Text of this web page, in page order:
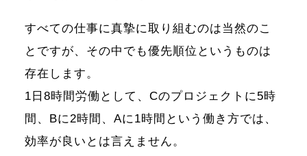
すべての仕事に真摯に取り組むのは当然のこ
とですが、その中でも優先順位というものは
存在します。
1日8時間労働として、Cのプロジェクトに5時
間、Bに2時間、Aに1時間という働き方では、
効率が良いとは言えません。